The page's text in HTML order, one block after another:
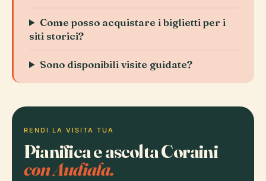
Come posso acquistare i biglietti per i
siti storici?
Sono disponibili visite guidate?
RENDI LA VISITA TUA
Pianifica e ascolta Coraini
con Audiala.